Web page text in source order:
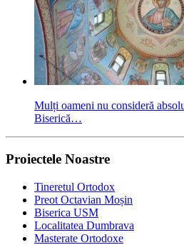
Mulți oameni nu consideră
Biserică…
Proiectele Noastre
Tineretul Ortodox
Preot Octavian Moșin
Biserica USM
Localitatea Dumbrava
Masterate Ortodoxe